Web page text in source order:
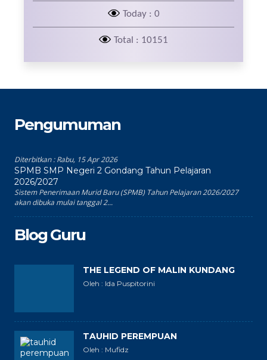
Today : 0
Total : 10151
Pengumuman
Diterbitkan :Rabu, 15 Apr 2026
SPMB SMP Negeri 2 Gondang Tahun Pelajaran
2026/2027
Sistem Penerimaan Murid Baru (SPMB) Tahun Pelajaran 2026/2027
akan dibuka mulai tanggal 2...
Blog Guru
THE LEGEND OF MALIN KUNDANG
Oleh : Ida Puspitorini
TAUHID PEREMPUAN
Oleh : Mufidz